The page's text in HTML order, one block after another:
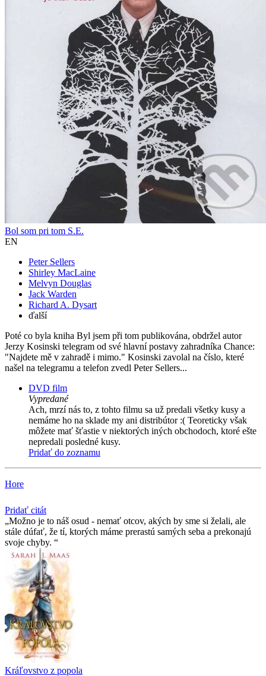
Bol som pri tom S.E.
EN
Peter Sellers
Shirley MacLaine
Melvyn Douglas
Jack Warden
Richard A. Dysart
ďalší
Poté co byla kniha Byl jsem při tom publikována, obdržel autor
Jerzy Kosinski telegram od své hlavní postavy zahradníka Chance:
"Najdete mě v zahradě i mimo." Kosinski zavolal na číslo, které
našel na telegramu a telefon zvedl Peter Sellers...
DVD film
Vypredané
Ach, mrzí nás to, z tohto filmu sa už predali všetky kusy a
nemáme ho na sklade my ani distribútor :( Teoreticky však
môžete mať šťastie v niektorých iných obchodoch, ktoré ešte
nepredali posledné kusy.
Pridať do zoznamu
Hore
Pridať citát
Možno je to náš osud - nemať otcov, akých by sme si želali, ale
stále dúfať, že tí­, ktorých máme prerastú samých seba a prekonajú
svoje chyby.
Kráľovstvo z popola